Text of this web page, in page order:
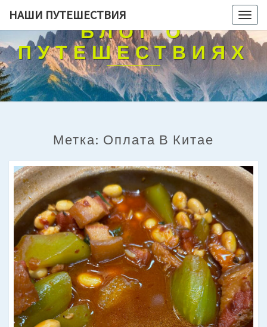
НАШИ ПУТЕШЕСТВИЯ
БЛОГ О
ПУТЕШЕСТВИЯХ
Метка: Оплата В Китае